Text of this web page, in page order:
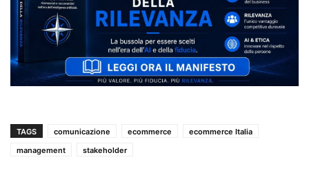
TAGS comunicazione ecommerce
ecommerce Italia
management
stakeholder